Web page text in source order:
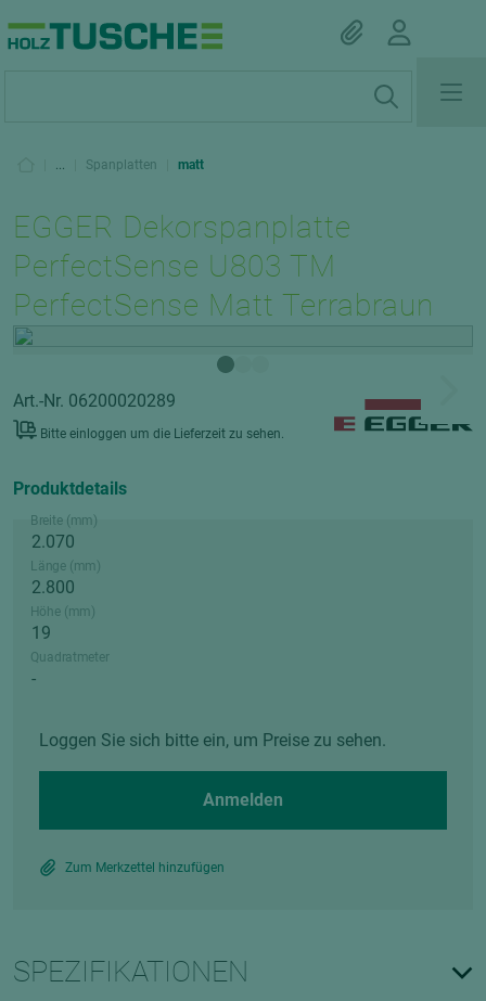
... Spanplatten matt
EGGER Dekorspanplatte
PerfectSense U803 TM
PerfectSense Matt Terrabraun
Art.-Nr. 06200020289
Bitte einloggen um die Lieferzeit zu sehen.
Produktdetails
Breite (mm)
Länge (mm)
Höhe (mm)
Quadratmeter
Loggen Sie sich bitte ein, um Preise zu sehen.
Anmelden
Zum Merkzettel hinzufügen
SPEZIFIKATIONEN